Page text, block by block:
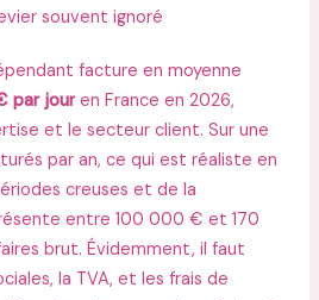
souvent ignoré
facture en moyenne
par jouren France en 2026,
et le secteur client. Sur une
par an, ce qui est réaliste en
creuses et de la
entre 100 000 € et 170
brut. Évidemment, il faut
la TVA, et les frais de